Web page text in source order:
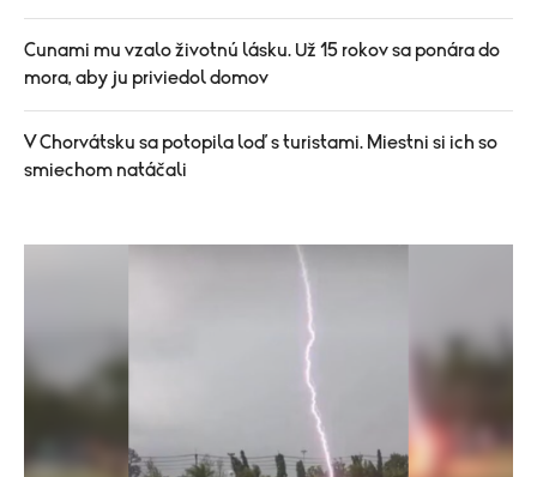
Cunami mu vzalo životnú lásku. Už 15 rokov sa ponára do
mora, aby ju priviedol domov
V Chorvátsku sa potopila loď s turistami. Miestni si ich so
smiechom natáčali